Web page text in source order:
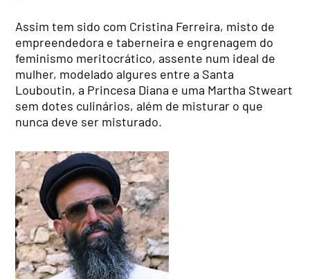
Assim tem sido com Cristina Ferreira, misto de
empreendedora e taberneira e engrenagem do
feminismo meritocrático, assente num ideal de
mulher, modelado algures entre a Santa
Louboutin, a Princesa Diana e uma Martha Stweart
sem dotes culinários, além de misturar o que
nunca deve ser misturado.